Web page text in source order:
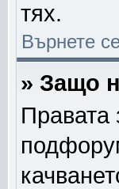
тях.
Върнете
» Защо
Правата